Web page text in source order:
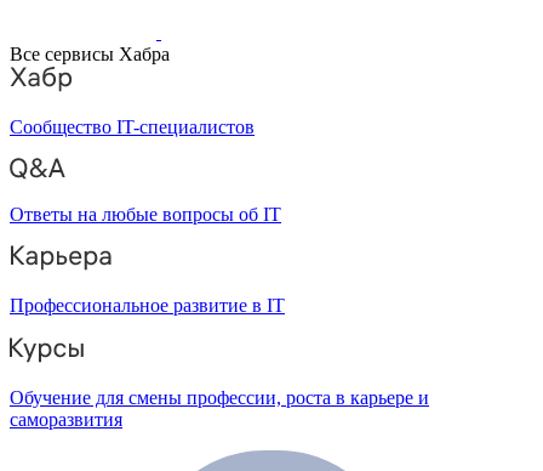
Все сервисы Хабра
Сообщество IT-специалистов
Ответы на любые вопросы об IT
Профессиональное развитие в IT
Обучение для смены профессии, роста в карьере и
саморазвития